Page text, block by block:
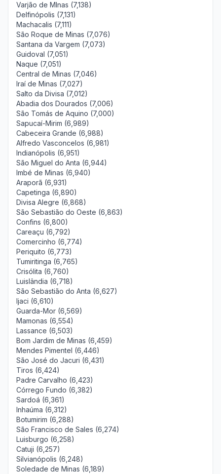
Varjão de MInas (7,138)
Delfinópolis (7,131)
Machacalis (7,111)
São Roque de Minas (7,076)
Santana da Vargem (7,073)
Guidoval (7,051)
Naque (7,051)
Central de Minas (7,046)
Iraí de Minas (7,027)
Salto da Divisa (7,012)
Abadia dos Dourados (7,006)
São Tomás de Aquino (7,000)
Sapucaí-Mirim (6,989)
Cabeceira Grande (6,988)
Alfredo Vasconcelos (6,981)
Indianópolis (6,951)
São Miguel do Anta (6,944)
Imbé de Minas (6,940)
Araporã (6,931)
Capetinga (6,890)
Divisa Alegre (6,868)
São Sebastião do Oeste (6,863)
Confins (6,800)
Careaçu (6,792)
Comercinho (6,774)
Periquito (6,773)
Tumiritinga (6,765)
Crisólita (6,760)
Luislândia (6,718)
São Sebastião do Anta (6,627)
Ijaci (6,610)
Guarda-Mor (6,569)
Mamonas (6,554)
Lassance (6,503)
Bom Jardim de Minas (6,459)
Mendes Pimentel (6,446)
São José do Jacuri (6,431)
Tiros (6,424)
Padre Carvalho (6,423)
Córrego Fundo (6,382)
Sardoá (6,361)
Inhaúma (6,312)
Botumirim (6,288)
São Francisco de Sales (6,274)
Luisburgo (6,258)
Catuji (6,257)
Silvianópolis (6,248)
Soledade de Minas (6,189)